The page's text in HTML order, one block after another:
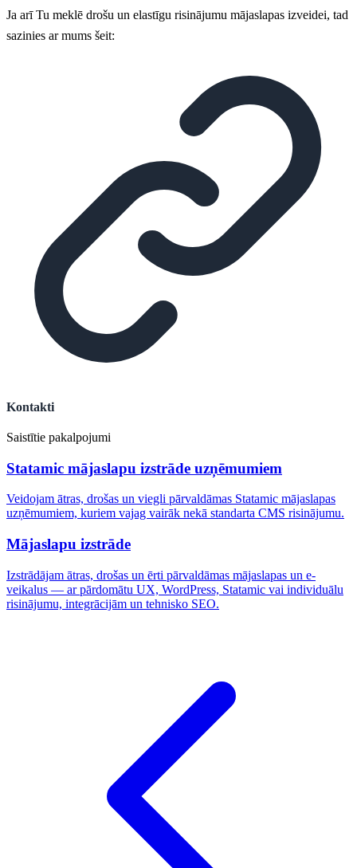
Ja arī Tu meklē drošu un elastīgu risinājumu mājaslapas izveidei, tad
sazinies ar mums šeit:
Kontakti
Saistītie pakalpojumi
Statamic mājaslapu izstrāde uzņēmumiem
Veidojam ātras, drošas un viegli pārvaldāmas Statamic mājaslapas
uzņēmumiem, kuriem vajag vairāk nekā standarta CMS risinājumu.
Mājaslapu izstrāde
Izstrādājam ātras, drošas un ērti pārvaldāmas mājaslapas un e-
veikalus — ar pārdomātu UX, WordPress, Statamic vai individuālu
risinājumu, integrācijām un tehnisko SEO.